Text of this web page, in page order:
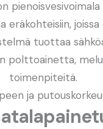
eräkohteisiin,
tuottaa
polttoainetta,
toimenpiteitä.
ja